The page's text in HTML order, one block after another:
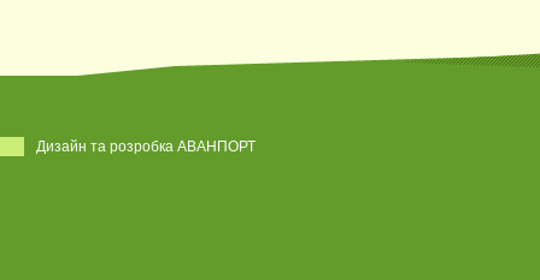
Дизайн та розробка АВАНПОРТ